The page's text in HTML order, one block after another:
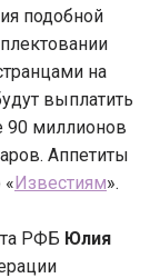
подобной
на
выплатить
90 миллионов
Аппетиты
«Известиям».
РФБ Юлия